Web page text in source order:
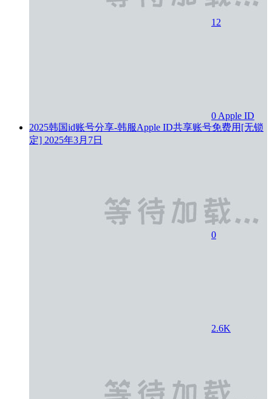
12
0 Apple ID
2025韩国id账号分享-韩服Apple ID共享账号免费用[无锁
定] 2025年3月7日
0
2.6K